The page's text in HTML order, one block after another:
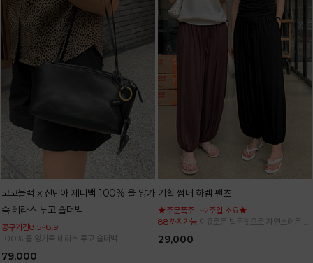
코코블랙 x 신민아 제니백 100% 올 양가
죽 테라스 투고 숄더백
공구기간8.5~8.9
100% 올 양가죽 테라스 투고 숄더백
79,000
기획 썸머 하렘 팬츠
★주문폭주 1~2주일 소요★
88까지가능!여유로운 벌룬핏으로 자연스러운 체
29,000